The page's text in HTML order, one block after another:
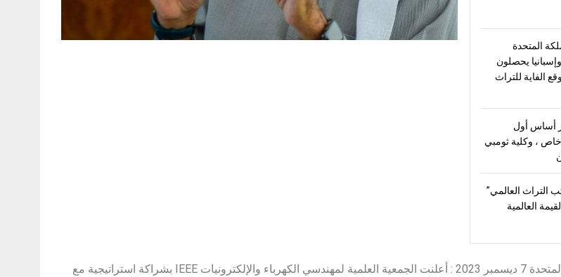
المتحدة
وإسبانيا يحصلون
الفاية للتراث
أساس أول
، وكلية ثومبي
التراث العالمي”
العالمية
دبي، الإمارات العربية المتحدة 7 ديسمبر 2023 : أعلنت الجمعية العلمية لمهندسي الكهرباء والإلكترونيات IEEE بشراكة استراتيجية مع